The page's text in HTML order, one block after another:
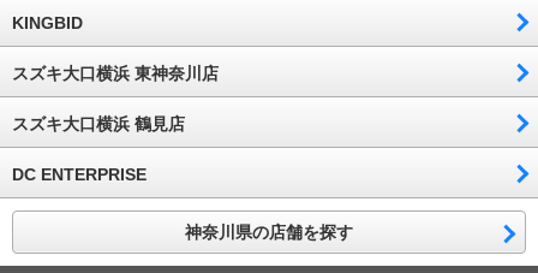
KINGBID
スズキ大口横浜 東神奈川店
スズキ大口横浜 鶴見店
DC ENTERPRISE
神奈川県の店舗を探す